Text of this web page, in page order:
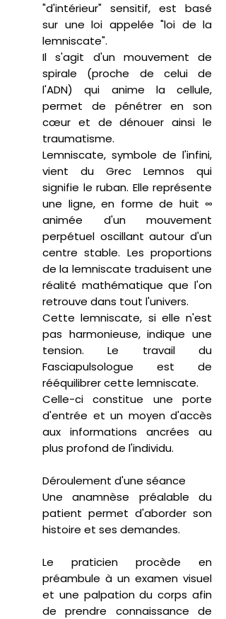
"d'intérieur" sensitif, est basé
sur une loi appelée "loi de la
lemniscate".
Il s'agit d'un mouvement de
spirale (proche de celui de
l'ADN) qui anime la cellule,
permet de pénétrer en son
cœur et de dénouer ainsi le
traumatisme.
Lemniscate, symbole de l'infini,
vient du Grec Lemnos qui
signifie le ruban. Elle représente
une ligne, en forme de huit ∞
animée d'un mouvement
perpétuel oscillant autour d'un
centre stable. Les proportions
de la lemniscate traduisent une
réalité mathématique que l'on
retrouve dans tout l'univers.
Cette lemniscate, si elle n'est
pas harmonieuse, indique une
tension. Le travail du
Fasciapulsologue est de
rééquilibrer cette lemniscate.
Celle-ci constitue une porte
d'entrée et un moyen d'accès
aux informations ancrées au
plus profond de l'individu.
Déroulement d'une séance
Une anamnèse préalable du
patient permet d'aborder son
histoire et ses demandes.
Le praticien procède en
préambule à un examen visuel
et une palpation du corps afin
de prendre connaissance de